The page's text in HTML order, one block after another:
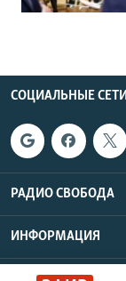
СОЦИАЛЬНЫЕ
РАДИО СВОБОДА
ИНФОРМАЦИЯ